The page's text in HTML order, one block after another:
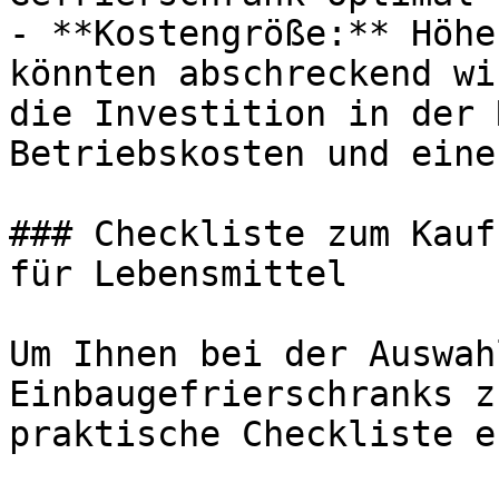
- **Kostengröße:**
könnten abschreckend
die Investition in der
Betriebskosten und
### Checkliste zum
für Lebensmittel
Um Ihnen bei der
Einbaugefrierschranks
praktische